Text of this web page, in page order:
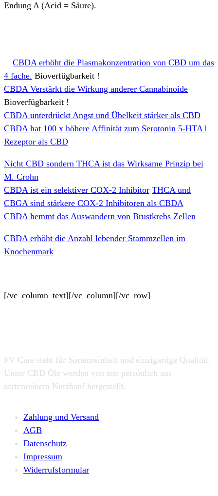
Endung A (Acid = Säure).
CBDA erhöht die Plasmakonzentration von CBD um das
4 fache. Bioverfügbarkeit !
CBDA Verstärkt die Wirkung anderer Cannabinoide
Bioverfügbarkeit !
CBDA unterdrückt Angst und Übelkeit stärker als CBD
CBDA hat 100 x höhere Affinität zum Serotonin 5-HTA1
Rezeptor als CBD
Nicht CBD sondern THCA ist das Wirksame Prinzip bei
M. Crohn
CBDA ist ein selektiver COX-2 Inhibitor THCA und
CBGA sind stärkere COX-2 Inhibitoren als CBDA
CBDA hemmt das Auswandern von Brustkrebs Zellen
CBDA erhöht die Anzahl lebender Stammzellen im
Knochenmark
[/vc_column_text][/vc_column][/vc_row]
FV Care steht für Sortenreinheit und einzigartige Qualität.
Unser CBD Öle werden von uns persönlich aus
sortenreinem Nutzhanf hergestellt.
Zahlung und Versand
AGB
Datenschutz
Impressum
Widerrufsformular